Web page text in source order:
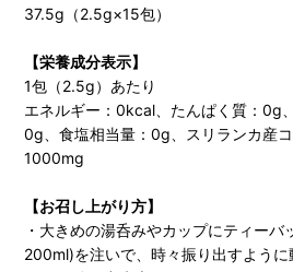
37.5g（2.5g×15包）
【栄養成分表示】
1包（2.5g）あたり
エネルギー：0kcal、たんぱく質：0g
0g、食塩相当量：0g、スリランカ産
1000mg
【お召し上がり方】
・大きめの湯呑みやカップにティーバ
200ml)を注いで、時々振り出すよう